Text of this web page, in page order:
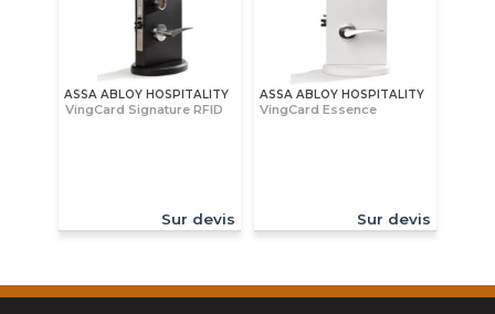
ASSA ABLOY HOSPITALITY
VingCard Signature RFID
Sur devis
ASSA ABLOY HOSPITALITY
VingCard Essence
Sur devis